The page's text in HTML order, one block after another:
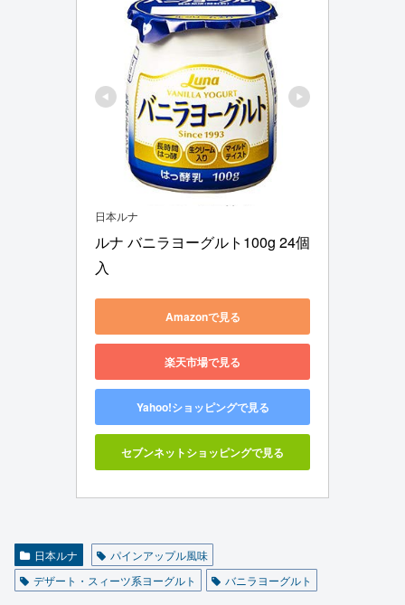
日本ルナ
ルナ バニラヨーグルト100g 24個
入
Amazonで見る
楽天市場で見る
Yahoo!ショッピングで見る
セブンネットショッピングで見る
日本ルナ
パインアップル風味
デザート・スィーツ系ヨーグルト
バニラヨーグルト